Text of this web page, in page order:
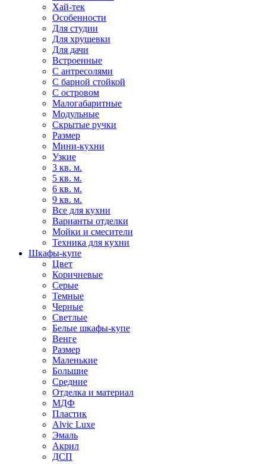
Хай-тек
Особенности
Для студии
Для хрущевки
Для дачи
Встроенные
С антресолями
С барной стойкой
С островом
Малогабаритные
Модульные
Скрытые ручки
Размер
Мини-кухни
Узкие
3 кв. м.
5 кв. м.
6 кв. м.
9 кв. м.
Все для кухни
Варианты отделки
Мойки и смесители
Техника для кухни
Шкафы-купе
Цвет
Коричневые
Серые
Темные
Черные
Светлые
Белые шкафы-купе
Венге
Размер
Маленькие
Большие
Средние
Отделка и материал
МДФ
Пластик
Alvic Luxe
Эмаль
Акрил
ДСП